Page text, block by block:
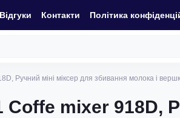
Відгуки Контакти Політика
Ручний міні міксер для збивання молока і
mixer 918D,